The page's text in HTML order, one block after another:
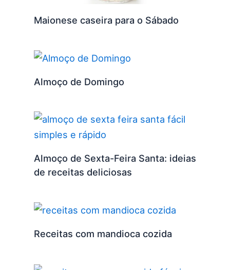
Maionese caseira para o Sábado
Almoço de Domingo
Almoço de Sexta-Feira Santa: ideias
de receitas deliciosas
Receitas com mandioca cozida